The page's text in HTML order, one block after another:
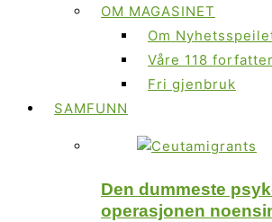
OM MAGASINET
Om
Våre 118
Fri gjenbruk
SAMFUNN
Den dummeste
operasjonen